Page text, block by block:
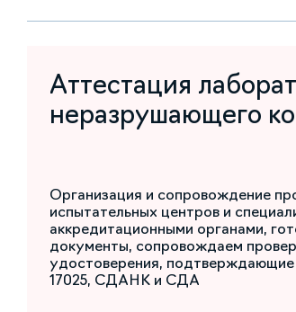
Аттестация
неразрушающего
Организация и сопровождение
испытательных центров и
аккредитационными органами,
документы, сопровождаем
удостоверения, подтверждающие
17025, СДАНК и СДА